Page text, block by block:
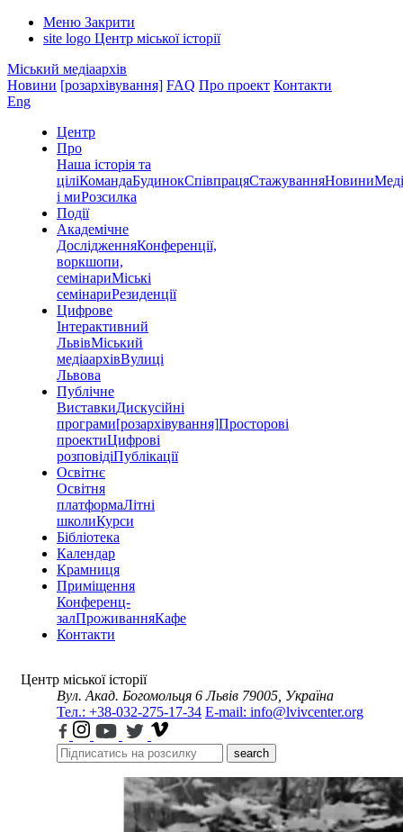
Меню Закрити
site logo Центр міської історії
Міський медіаархів
Новини [розархівування] FAQ Про проект Контакти
Eng
Центр
Про
Наша історія та
ціліКомандаБудинокСпівпрацяСтажуванняНовини
і миРозсилка
Події
Академічне
ДослідженняКонференції,
воркшопи,
семінариМіські
семінариРезиденції
Цифрове
Інтерактивний
ЛьвівМіський
медіаархівВулиці
Львова
Публічне
ВиставкиДискусійні
програми[розархівування]Просторові
проектиЦифрові
розповідіПублікації
Освітнє
Освітня
платформаЛітні
школиКурси
Бібліотека
Календар
Крамниця
Приміщення
Конференц-
залПроживанняКафе
Контакти
Центр міської історії
Вул. Акад. Богомольця 6 Львів 79005, Україна
Тел.: +38-032-275-17-34 E-mail: info@lvivcenter.org
search